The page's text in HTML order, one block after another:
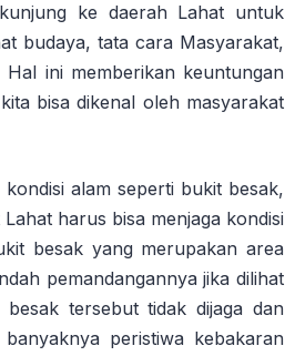
ke daerah Lahat untuk
budaya, tata cara Masyarakat,
ini memberikan keuntungan
bisa dikenal oleh masyarakat
alam seperti bukit besak,
harus bisa menjaga kondisi
besak yang merupakan area
pemandangannya jika dilihat
tersebut tidak dijaga dan
peristiwa kebakaran